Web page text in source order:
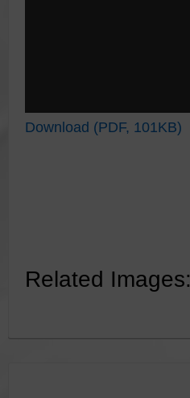
Download (PDF, 101KB)
Related Images: